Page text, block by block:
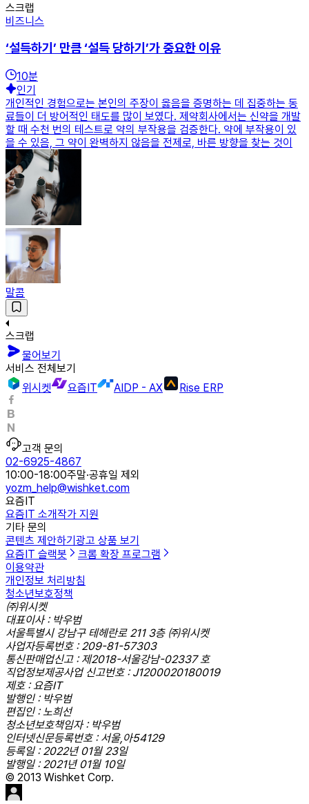
스크랩
비즈니스
‘설득하기’ 만큼 ‘설득 당하기’가 중요한 이유
10분
인기
개인적인 경험으로는 본인의 주장이 옳음을 증명하는 데 집중하는 동
료들이 더 방어적인 태도를 많이 보였다. 제약회사에서는 신약을 개발
할 때 수천 번의 테스트로 약의 부작용을 검증한다. 약에 부작용이 있
을 수 있음, 그 약이 완벽하지 않음을 전제로, 바른 방향을 찾는 것이
말콤
스크랩
물어보기
서비스 전체보기
위시켓
요즘IT AIDP - AX Rise ERP
고객 문의
02-6925-4867
10:00-18:00주말·공휴일 제외
yozm_help@wishket.com
요즘IT
요즘IT 소개작가 지원
기타 문의
콘텐츠 제안하기 광고 상품 보기
요즘IT 슬랙봇
크롬 확장 프로그램
이용약관
개인정보 처리방침
청소년보호정책
㈜위시켓
대표이사 : 박우범
서울특별시 강남구 테헤란로 211 3층 ㈜위시켓
사업자등록번호 : 209-81-57303
통신판매업신고 : 제2018-서울강남-02337 호
직업정보제공사업 신고번호 : J1200020180019
제호 : 요즘IT
발행인 : 박우범
편집인 : 노희선
청소년보호책임자 : 박우범
인터넷신문등록번호 : 서울,아54129
등록일 : 2022년 01월 23일
발행일 : 2021년 01월 10일
© 2013 Wishket Corp.